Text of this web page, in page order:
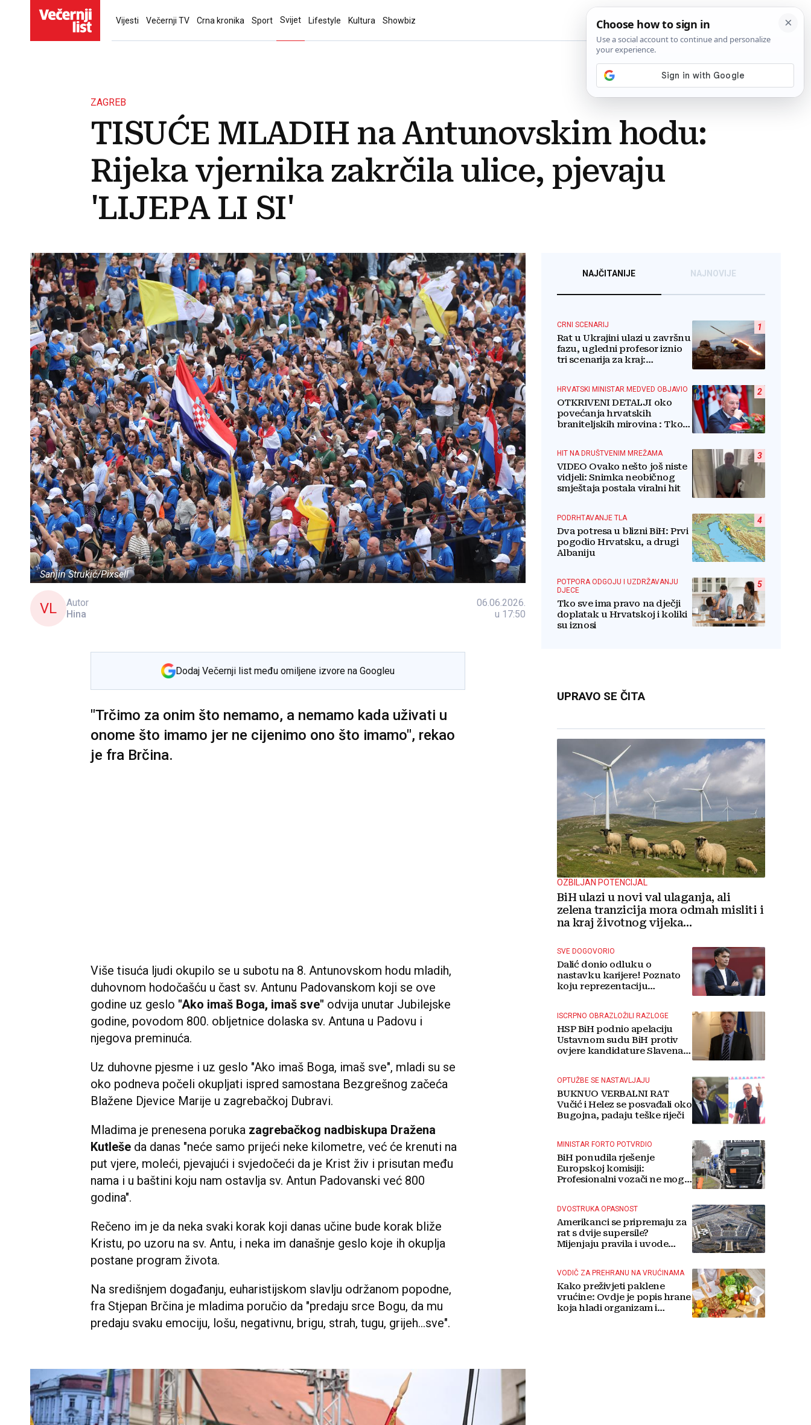
Vijesti Večernji TV Crna kronika Sport Svijet Lifestyle Kultura Showbiz
ZAGREB
TISUĆE MLADIH na Antunovskim hodu:
Rijeka vjernika zakrčila ulice, pjevaju
'LIJEPA LI SI'
Sanjin Strukić/Pixsell
VL
Autor
Hina
06.06.2026.
u 17:50
Dodaj Večernji list među omiljene izvore na Googleu
"Trčimo za onim što nemamo, a nemamo kada uživati u
onome što imamo jer ne cijenimo ono što imamo", rekao
je fra Brčina.
Više tisuća ljudi okupilo se u subotu na 8. Antunovskom hodu mladih,
duhovnom hodočašću u čast sv. Antunu Padovanskom koji se ove
godine uz geslo "Ako imaš Boga, imaš sve" odvija unutar Jubilejske
godine, povodom 800. obljetnice dolaska sv. Antuna u Padovu i
njegova preminuća.
Uz duhovne pjesme i uz geslo "Ako imaš Boga, imaš sve", mladi su se
oko podneva počeli okupljati ispred samostana Bezgrešnog začeća
Blažene Djevice Marije u zagrebačkoj Dubravi.
Mladima je prenesena poruka zagrebačkog nadbiskupa Dražena
Kutleše da danas "neće samo prijeći neke kilometre, već će krenuti na
put vjere, moleći, pjevajući i svjedočeći da je Krist živ i prisutan među
nama i u baštini koju nam ostavlja sv. Antun Padovanski već 800
godina".
Rečeno im je da neka svaki korak koji danas učine bude korak bliže
Kristu, po uzoru na sv. Antu, i neka im današnje geslo koje ih okuplja
postane program života.
Na središnjem događanju, euharistijskom slavlju održanom popodne,
fra Stjepan Brčina je mladima poručio da "predaju srce Bogu, da mu
predaju svaku emociju, lošu, negativnu, brigu, strah, tugu, grijeh...sve".
NAJČITANIJE NAJNOVIJE
1
CRNI SCENARIJ
Rat u Ukrajini ulazi u završnu
fazu, ugledni profesor iznio
tri scenarija za kraj:
2
HRVATSKI MINISTAR MEDVED OBJAVIO
OTKRIVENI DETALJI oko
povećanja hrvatskih
braniteljskih mirovina : Tko
3
HIT NA DRUŠTVENIM MREŽAMA
VIDEO Ovako nešto još niste
vidjeli: Snimka neobičnog
smještaja postala viralni hit
4
PODRHTAVANJE TLA
Dva potresa u blizni BiH: Prvi
pogodio Hrvatsku, a drugi
Albaniju
5
POTPORA ODGOJU I UZDRŽAVANJU
DJECE
Tko sve ima pravo na dječji
doplatak u Hrvatskoj i koliki
su iznosi
UPRAVO SE ČITA
OZBILJAN POTENCIJAL
BiH ulazi u novi val ulaganja, ali
zelena tranzicija mora odmah misliti i
na kraj životnog vijeka
SVE DOGOVORIO
Dalić donio odluku o
nastavku karijere! Poznato
koju reprezentaciju
ISCRPNO OBRAZLOŽILI RAZLOGE
HSP BiH podnio apelaciju
Ustavnom sudu BiH protiv
ovjere kandidature Slavena
OPTUŽBE SE NASTAVLJAJU
BUKNUO VERBALNI RAT
Vučić i Helez se posvađali oko
Bugojna, padaju teške riječi
MINISTAR FORTO POTVRDIO
BiH ponudila rješenje
Europskoj komisiji:
Profesionalni vozači ne mogu
DVOSTRUKA OPASNOST
Amerikanci se pripremaju za
rat s dvije supersile?
Mijenjaju pravila i uvode
VODIČ ZA PREHRANU NA VRUĆINAMA
Kako preživjeti paklene
vrućine: Ovdje je popis hrane
koja hladi organizam i